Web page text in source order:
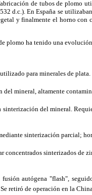
de tubos de plomo
d.c.). En España se
y finalmente el horno
plomo ha tenido una
para minerales de plata.
mineral, altamente
del mineral.
sinterización parcial;
concentrados sinterizados de
autógena "flash",
retiró de operación en la